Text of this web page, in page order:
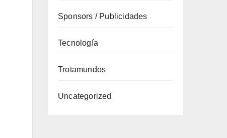
Sponsors / Publicidades
Tecnología
Trotamundos
Uncategorized